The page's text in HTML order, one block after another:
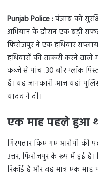
Punjab Police :पंजाब को
अभियान के दौरान एक बड़ी
फिरोजपुर ने एक हथियार
हथियारों की तस्करी करने
कब्जे से पांच .30 बोर ग्लॉक
हैं। यह जानकारी आज यहां
यादव ने दी।
एक माह पहले हुआ
गिरफ्तार किए गए आरोपी की
उत्तर, फिरोजपुर के रूप में हुई है।
रिकॉर्ड है और वह मात्र एक